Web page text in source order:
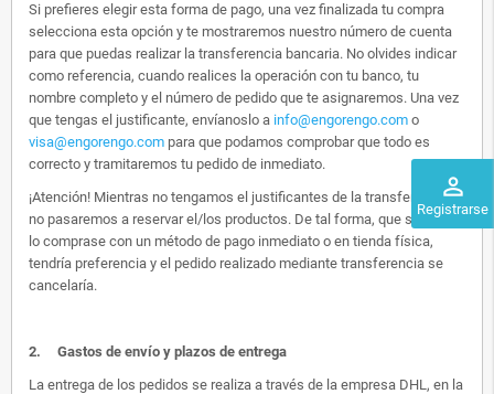
perm_identity
Registrarse
Si prefieres elegir esta forma de pago, una vez finalizada tu compra
selecciona esta opción y te mostraremos nuestro número de cuenta
para que puedas realizar la transferencia bancaria. No olvides indicar
como referencia, cuando realices la operación con tu banco, tu
nombre completo y el número de pedido que te asignaremos. Una vez
que tengas el justificante, envíanoslo a info@engorengo.com o
visa@engorengo.com para que podamos comprobar que todo es
correcto y tramitaremos tu pedido de inmediato.
¡Atención! Mientras no tengamos el justificantes de la transferencia,
no pasaremos a reservar el/los productos. De tal forma, que si alguien
lo comprase con un método de pago inmediato o en tienda física,
tendría preferencia y el pedido realizado mediante transferencia se
cancelaría.
2. Gastos de envío y plazos de entrega
La entrega de los pedidos se realiza a través de la empresa DHL, en la